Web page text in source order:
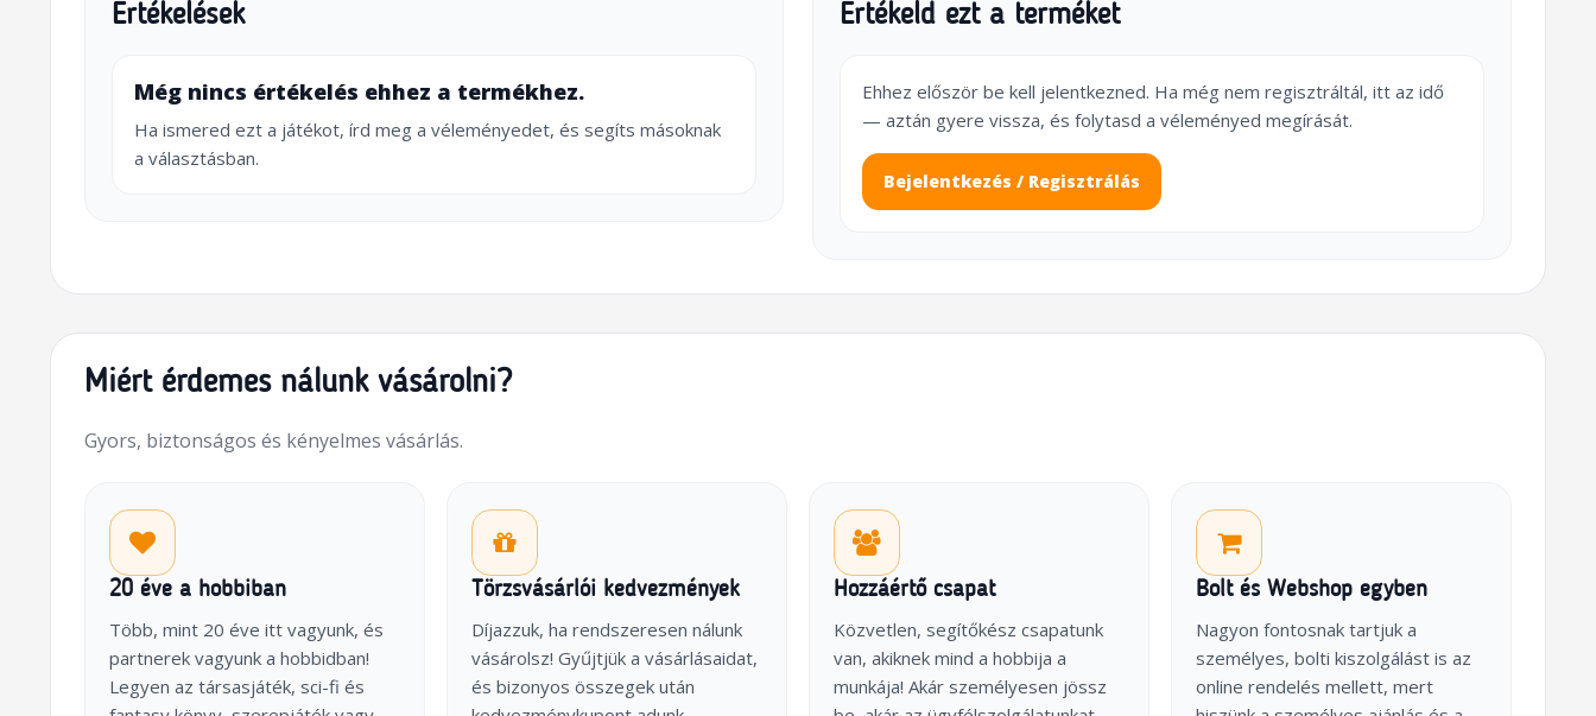
Értékelések
Még nincs értékelés ehhez a termékhez.
Ha ismered ezt a játékot, írd meg a véleményedet, és segíts másoknak
a választásban.
Értékeld ezt a terméket
Ehhez először be kell jelentkezned. Ha még nem regisztráltál, itt az idő
— aztán gyere vissza, és folytasd a véleményed megírását.
Bejelentkezés / Regisztrálás
Miért érdemes nálunk vásárolni?
Gyors, biztonságos és kényelmes vásárlás.
20 éve a hobbiban
Több, mint 20 éve itt vagyunk, és
partnerek vagyunk a hobbidban!
Legyen az társasjáték, sci-fi és
Törzsvásárlói kedvezmények
Díjazzuk, ha rendszeresen nálunk
vásárolsz! Gyűjtjük a vásárlásaidat,
és bizonyos összegek után
Hozzáértő csapat
Közvetlen, segítőkész csapatunk
van, akiknek mind a hobbija a
munkája! Akár személyesen jössz
Bolt és Webshop egyben
Nagyon fontosnak tartjuk a
személyes, bolti kiszolgálást is az
online rendelés mellett, mert